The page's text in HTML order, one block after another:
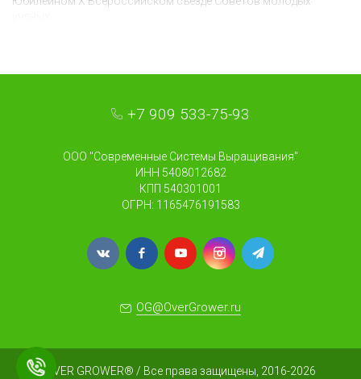
+7 909 533-75-93
ООО "Современные Системы Выращивания"
ИНН 5408012682
КПП 540301001
ОГРН: 1165476191583
OG@OverGrower.ru
OVER GROWER® / Все права защищены, 2016-2026